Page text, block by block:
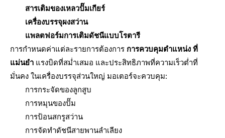
สารเติมของเหลวปั๊มเกียร์
เครื่องบรรจุผงสว่าน
แพลตฟอร์มการเติมดัชนีแบบโรตารี
การกำหนดค่าแต่ละรายการต้องการ การควบคุมตำแหน่ง ที่
แม่นยำ แรงบิดที่สม่ำเสมอ และประสิทธิภาพที่ความเร็วต่ำที่
มั่นคง ในเครื่องบรรจุส่วนใหญ่ มอเตอร์จะควบคุม:
การกระจัดของลูกสูบ
การหมุนของปั๊ม
การป้อนสกรูสว่าน
การจัดทำดัชนีสายพานลำเลียง